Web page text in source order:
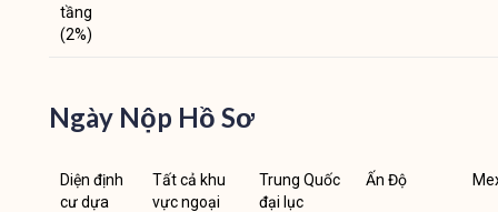
tầng
(2%)
Ngày Nộp Hồ Sơ
Diện định
cư dựa
Tất cả khu
vực ngoại
Trung Quốc
đại lục
Ấn Độ